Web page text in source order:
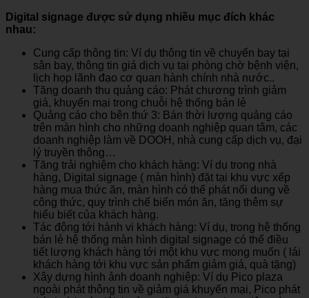
Digital signage được sử dụng nhiều mục đích khác
nhau:
Cung cấp thông tin: Ví dụ thông tin về chuyến bay tại
sân bay, thông tin giá dịch vụ tại phòng chờ bệnh viện,
lịch họp lãnh đạo cơ quan hành chính nhà nước..
Tăng doanh thu quảng cáo: Phát chương trình giảm
giá, khuyến mại trong chuỗi hệ thống bán lẻ
Quảng cáo cho bên thứ 3: Bán thời lượng quảng cáo
trên màn hình cho những doanh nghiệp quan tâm, các
doanh nghiệp làm về DOOH, nhà cung cấp dịch vụ, đại
lý truyền thông…
Tăng trải nghiệm cho khách hàng: Ví dụ trong nhà
hàng, Digital signage ( màn hình) đặt tại khu vực xếp
hàng mua thức ăn, màn hình có thể phát nổi dung về
công thức, quy trình chế biến món ăn, tăng thêm sự
hiểu biết của khách hàng.
Tác động tới hành vi khách hàng: Ví dụ, trong hệ thống
bán lẻ hệ thống màn hình digital signage có thể điều
tiết lượng khách hàng tới một khu vực mong muốn ( lái
khách hàng tới khu vực sản phẩm giảm giá, quà tặng)
Xây dựng hình ảnh doanh nghiệp: Ví dụ Pico plaza
ngoài phát thông tin về giảm giá khuyến mại, Pico phát